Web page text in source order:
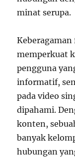
minat serupa.
memperkuat
pengguna
informatif,
pada video
dipahami.
konten,
banyak
hubungan